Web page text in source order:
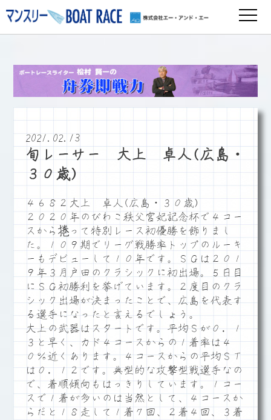
2021.02.13
旬レーサー 大上 卓人(広島・
３０歳)
４６８２大上 卓人(広島・３０歳)
２０２０年のびわこ秩父宮妃記念杯で４コー
スから捲って特別レース初優勝を飾りまし
た。１０９期でリーグ戦勝率トップのルーキ
ーもデビューして１０年です。ＳＧは２０１
９年３月戸田のクラシックに初出場。５日目
にＳＧ初勝利を挙げています。２度目のクラ
シック出場が決まったことで、広島を代表す
る選手になったと言えるでしょう。
大上の武器はスタートです。平均Ｓが０．１
３と早く、カド４コースからの１着率は４
０％近くあります。４コースからの平均ＳＴ
は０．１２です。典型的な攻撃型戦選手なの
で、着順傾向もはっきりしています。１コー
スで１着が多いのは当然として、４コースか
らだと１８走して１着７回、２着４回、３着